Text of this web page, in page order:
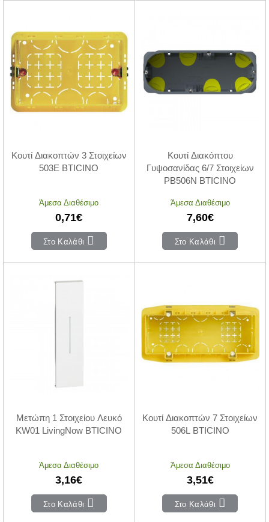
Κουτί Διακοπτών 3 Στοιχείων
503E BTICINO
Άμεσα Διαθέσιμο
0,71€
Στο Καλάθι
Κουτί Διακόπτου
Γυψοσανίδας 6/7 Στοιχείων
PB506N BTICINO
Άμεσα Διαθέσιμο
7,60€
Στο Καλάθι
Μετώπη 1 Στοιχείου Λευκό
KW01 LivingNow BTICINO
Άμεσα Διαθέσιμο
3,16€
Στο Καλάθι
Κουτί Διακοπτών 7 Στοιχείων
506L BTICINO
Άμεσα Διαθέσιμο
3,51€
Στο Καλάθι